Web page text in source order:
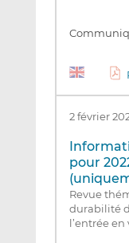
2 février
pour
Revue
durabilité
l’entrée